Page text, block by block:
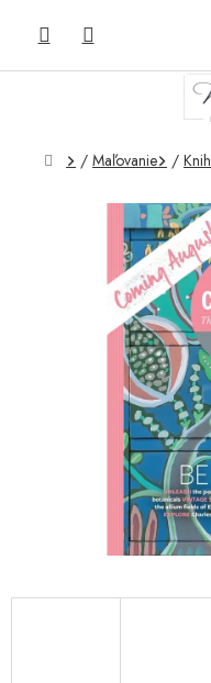
Domov
/ Maľovanie /